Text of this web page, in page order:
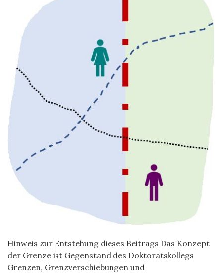
Hinweis zur Entstehung dieses Beitrags Das Konzept
der Grenze ist Gegenstand des Doktoratskollegs
Grenzen, Grenzverschiebungen und